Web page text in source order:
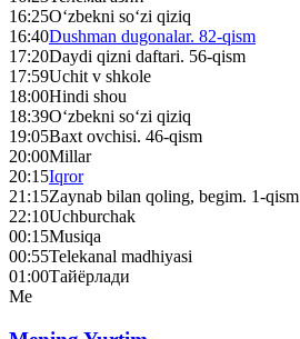
16:25O‘zbekni so‘zi qiziq
16:40Dushman dugonalar. 82-qism
17:20Daydi qizni daftari. 56-qism
17:59Uchit v shkole
18:00Hindi shou
18:39O‘zbekni so‘zi qiziq
19:05Baxt ovchisi. 46-qism
20:00Millar
20:15Iqror
21:15Zaynab bilan qoling, begim. 1-qism
22:10Uchburchak
00:15Musiqa
00:55Telekanal madhiyasi
01:00Тайёрлади
Me